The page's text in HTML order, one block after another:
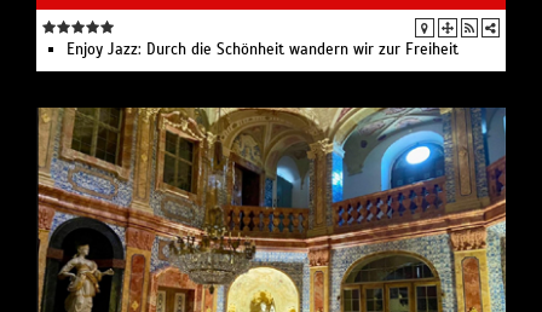
Enjoy Jazz: Durch die Schönheit wandern wir zur Freiheit